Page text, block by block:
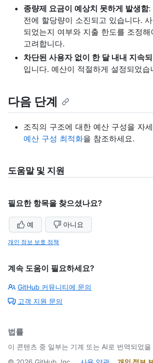
종량제 요금이 예상치 못하게 발생함:
전에 할당량이 소진되고 있습니다.
되었는지 여부와 지출 한도를 조정
고려합니다.
차단된 사용자 없이 한 달 내내 지속
입니다. 예산이 적절하게 설정되었습
다음 단계
조직의 구조에 대한 예산 구성을 자
예산 구성 최적화을 참조하세요.
도움말 및 지원
필요한 항목을 찾으셨나요?
예 아니요
개인 정보 보호 정책
계속 도움이 필요하세요?
GitHub 커뮤니티에 문의
고객 지원 문의
법률
이 콘텐츠 중 일부는 기계 또는 AI로 번역되었